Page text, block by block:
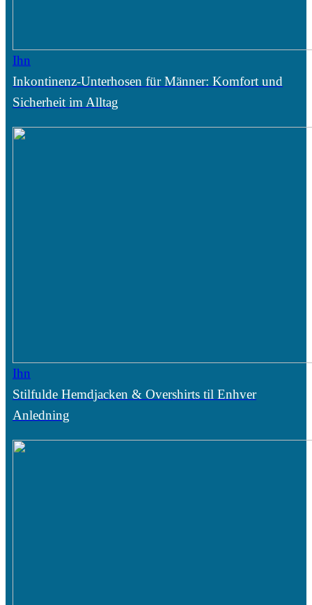
Ihn
Inkontinenz-Unterhosen für Männer: Komfort und
Sicherheit im Alltag
Ihn
Stilfulde Hemdjacken & Overshirts til Enhver
Anledning